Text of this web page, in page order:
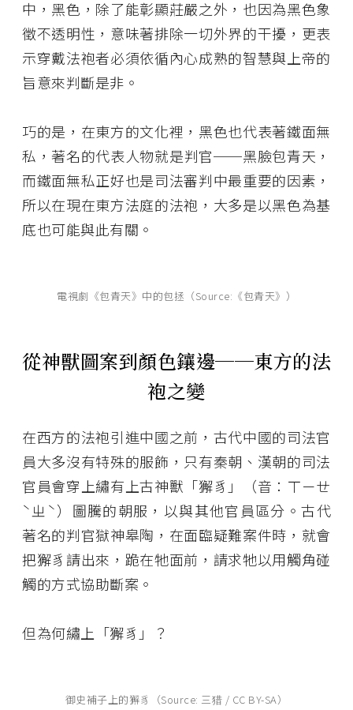
中，黑色，除了能彰顯莊嚴之外，也因為黑色象
徵不透明性，意味著排除一切外界的干擾，更表
示穿戴法袍者必須依循內心成熟的智慧與上帝的
旨意來判斷是非。
巧的是，在東方的文化裡，黑色也代表著鐵面無
私，著名的代表人物就是判官──黑臉包青天，
而鐵面無私正好也是司法審判中最重要的因素，
所以在現在東方法庭的法袍，大多是以黑色為基
底也可能與此有關。
電視劇《包青天》中的包拯（Source:《包青天》）
從神獸圖案到顏色鑲邊──東方的法
袍之變
在西方的法袍引進中國之前，古代中國的司法官
員大多沒有特殊的服飾，只有秦朝、漢朝的司法
官員會穿上繡有上古神獸「獬豸」（音：ㄒㄧㄝ
ˋㄓˋ）圖騰的朝服，以與其他官員區分。古代
著名的判官獄神皋陶，在面臨疑難案件時，就會
把獬豸請出來，跪在牠面前，請求牠以用觸角碰
觸的方式協助斷案。
但為何繡上「獬豸」？
御史補子上的獬豸（Source: 三猎 / CC BY-SA）